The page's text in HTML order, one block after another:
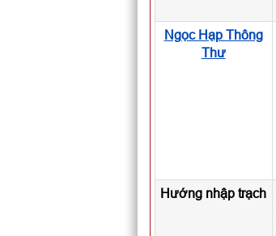
Ngọc Hạp Thông
Thư
Hướng nhập trạch